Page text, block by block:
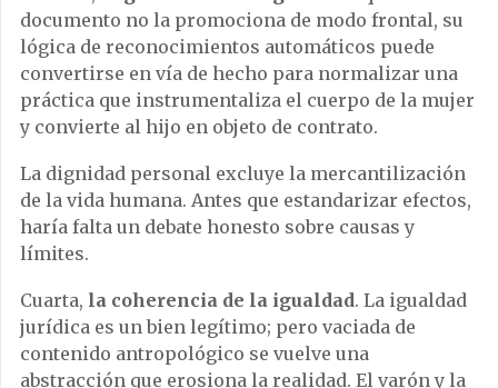
documento no la promociona de modo frontal, su
lógica de reconocimientos automáticos puede
convertirse en vía de hecho para normalizar una
práctica que instrumentaliza el cuerpo de la mujer
y convierte al hijo en objeto de contrato.
La dignidad personal excluye la mercantilización
de la vida humana. Antes que estandarizar efectos,
haría falta un debate honesto sobre causas y
límites.
Cuarta, la coherencia de la igualdad. La igualdad
jurídica es un bien legítimo; pero vaciada de
contenido antropológico se vuelve una
abstracción que erosiona la realidad. El varón y la